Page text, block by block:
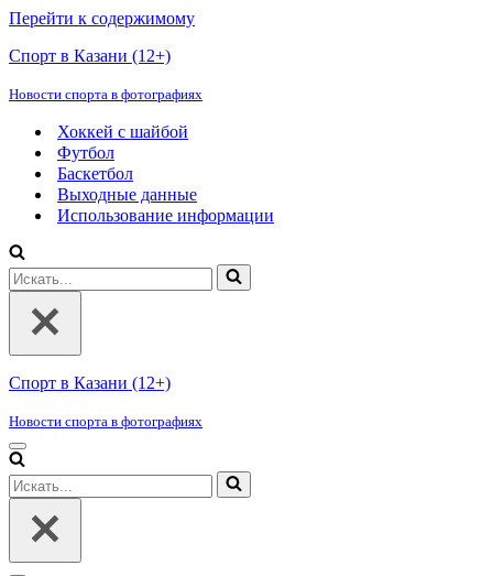
Перейти к содержимому
Спорт в Казани (12+)
Новости спорта в фотографиях
Хоккей с шайбой
Футбол
Баскетбол
Выходные данные
Использование информации
Искать...
Спорт в Казани (12+)
Новости спорта в фотографиях
Меню
навигации
Искать...